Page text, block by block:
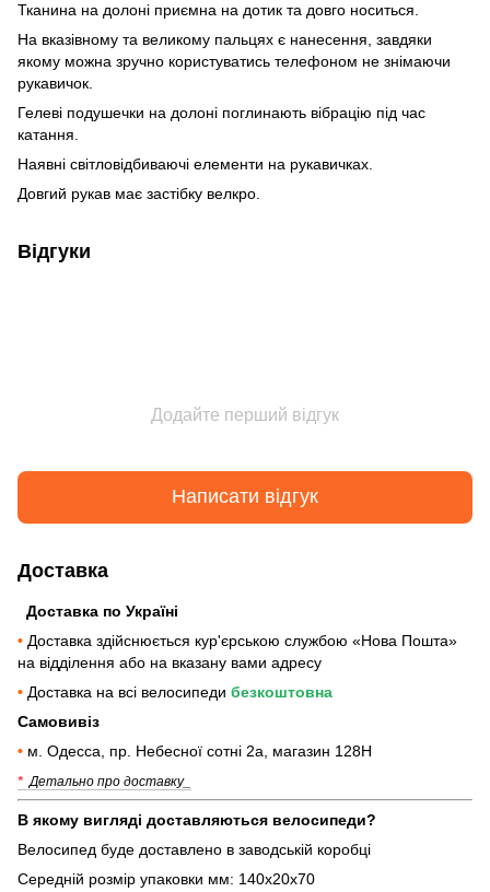
Тканина на долоні приємна на дотик та довго носиться.
На вказівному та великому пальцях є нанесення, завдяки
якому можна зручно користуватись телефоном не знімаючи
рукавичок.
Гелеві подушечки на долоні поглинають вібрацію під час
катання.
Наявні світловідбиваючі елементи на рукавичках.
Довгий рукав має застібку велкро.
Відгуки
Додайте перший відгук
Написати відгук
Доставка
Доставка по Україні
• Доставка здійснюється кур'єрською службою «Нова Пошта»
на відділення або на вказану вами адресу
• Доставка на всі велосипеди безкоштовна
Самовивіз
• м. Одесса, пр. Небесної сотні 2а, магазин 128Н
* Детально про доставку_
В якому вигляді доставляються велосипеди?
Велосипед буде доставлено в заводській коробці
Середній розмір упаковки мм: 140х20х70